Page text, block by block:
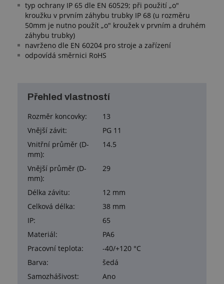
typ ochrany IP 65 dle EN 60529; při použití „o"
kroužku v prvním záhybu trubky IP 68 (u rozměru
50mm je nutno použít „o" kroužek v prvním a druhém
záhybu trubky)
navrženo dle EN 60204 pro stroje a zařízení
odpovídá směrnici RoHS
Přehled vlastností
Rozměr koncovky:
13
Vnější závit:
PG 11
Vnitřní průměr (D-
mm):
14.5
Vnější průměr (D-
mm):
29
Délka závitu:
12 mm
Celková délka:
38 mm
IP:
65
Materiál:
PA6
Pracovní teplota:
-40/+120 °C
Barva:
šedá
Samozhášivost:
Ano